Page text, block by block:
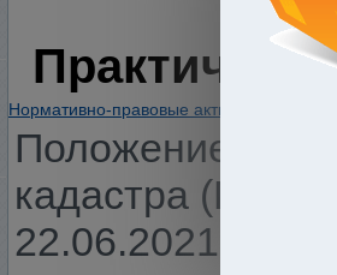
Нормативно-правовые акты
Положение о
кадастра
22.06.2021 г. N